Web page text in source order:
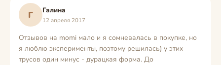
Г Галина
12 апреля 2017
Отзывов на momi мало и я сомневалась в покупке, но
я люблю эксперименты, поэтому решилась) у этих
трусов один минус - дурацкая форма. До